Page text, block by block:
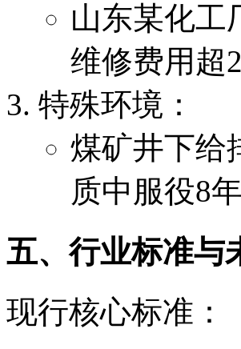
山东某化工
维修费用超
特殊环境：
煤矿井下给
质中服役8
五、行业标准与
现行核心标准：